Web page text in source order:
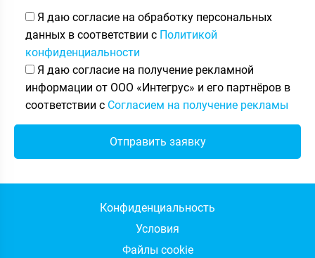
Я даю согласие на обработку персональных
данных в соответствии с Политикой
конфиденциальности
Я даю согласие на получение рекламной
информации от ООО «Интегрус» и его партнёров в
соответствии с Согласием на получение рекламы
Конфиденциальность
Условия
Файлы cookie